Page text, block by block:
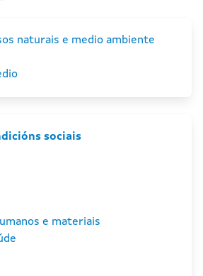
naturais e medio ambiente
sociais
e materiais